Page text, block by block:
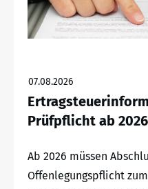
07.08.2026
Prüfpflicht ab 2026
Ab 2026 müssen
Offenlegungspflicht zum